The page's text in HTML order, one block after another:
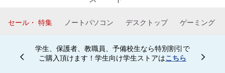
ン
セール・ 特集 ノートパソコン デスクトップ ゲーミング
学生、保護者、教職員、予備校生なら特別割引で
ご購入頂けます！学生向け学生ストアはこちら
Currently displaying item 4 of